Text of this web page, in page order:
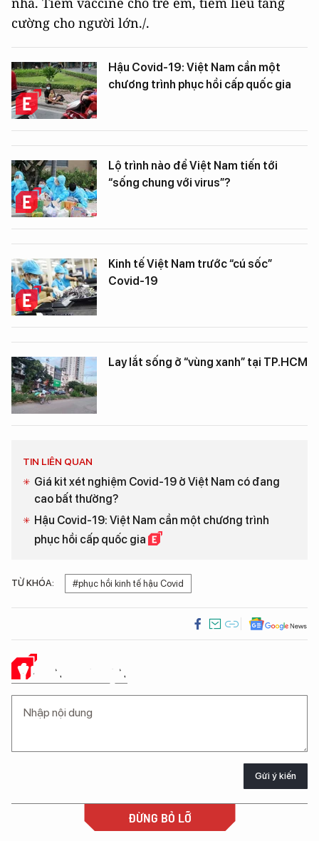
cường cho người lớn./.
Hậu Covid-19: Việt Nam cần một
chương trình phục hồi cấp quốc gia
Lộ trình nào để Việt Nam tiến tới
“sống chung với virus”?
Kinh tế Việt Nam trước “cú sốc”
Covid-19
Lay lắt sống ở “vùng xanh” tại TP.HCM
TIN LIÊN QUAN
Giá kit xét nghiệm Covid-19 ở Việt Nam có đang
cao bất thường?
Hậu Covid-19: Việt Nam cần một chương trình
phục hồi cấp quốc gia
TỪ KHÓA: #phục hồi kinh tế hậu Covid
Ý KIẾN CỦA BẠN
Gửi ý kiến
ĐỪNG BỎ LỠ